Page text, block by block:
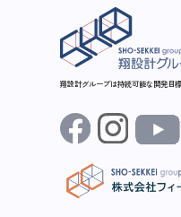
翔設計グループは持続可能な開発目